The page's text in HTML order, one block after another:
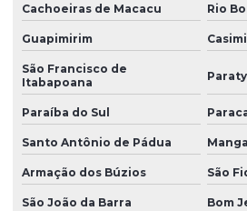
Peças especiais em silicone
Peças em silicone
Peças de silicone atacado
Peças de silicone sob encomenda
Peças de silicone sob medida
Cachoeiras de Macacu Rio
Guapimirim
São Francisco de
Itabapoana
Paraty
Paraíba do Sul
Santo Antônio de Pádua
Armação dos Búzios São
São João da Barra Bom